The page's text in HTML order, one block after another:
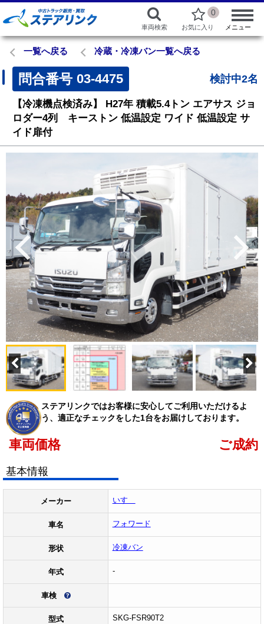
車両検索
0
お気に入り メニュー
一覧へ戻る 冷蔵・冷凍バン一覧へ戻る
問合番号 03-4475 検討中2名
【冷凍機点検済み】 H27年 積載5.4トン エアサス ジョ
ロダー4列 キーストン 低温設定 ワイド 低温設定 サ
イド扉付
ステアリンクではお客様に安心してご利用いただけるよ
う、適正なチェックをした1台をお届けしております。
車両価格 ご成約
基本情報
メーカー いすゞ
車名 フォワード
形状 冷凍バン
年式 -
車検
型式 SKG-FSR90T2